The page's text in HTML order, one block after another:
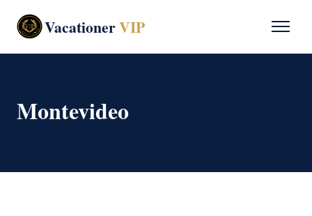
VacationerVIP
Montevideo